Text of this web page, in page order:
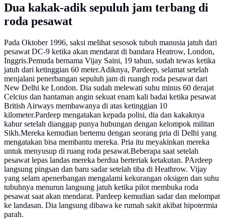
Dua kakak-adik sepuluh jam terbang di
roda pesawat
Pada Oktober 1996, saksi melihat sesosok tubuh manusia jatuh dari
pesawat DC-9 ketika akan mendarat di bandara Heatrow, London,
Inggris.Pemuda bernama Vijay Saini, 19 tahun, sudah tewas ketika
jatuh dari ketinggian 60 meter.Adiknya, Pardeep, selamat setelah
menjalani penerbangan sepuluh jam di ruangh roda pesawat dari
New Delhi ke London. Dia sudah melewati suhu minus 60 derajat
Celcius dan hantaman angin sekuat enam kali badai ketika pesawat
British Airways membawanya di atas ketinggian 10
kilometer.Pardeep mengatakan kepada polisi, dia dan kakaknya
kabur setelah dianggap punya hubungan dengan kelompok militan
Sikh.Mereka kemudian bertemu dengan seorang pria di Delhi yang
mengatakan bisa membantu mereka. Pria itu meyakinkan mereka
untuk menyusup di ruang roda pesawat.Beberapa saat setelah
pesawat lepas landas mereka berdua berteriak ketakutan. PArdeep
langsung pingsan dan baru sadar setelah tiba di Heathrow. Vijay
yang selam apenerbangan mengalami kekurangan oksigen dan suhu
tubuhnya menurun langsung jatuh ketika pilot membuka roda
pesawat saat akan mendarat. Pardeep kemudian sadar dan melompat
ke landasan. Dia langsung dibawa ke rumah sakit akibat hipotermia
parah.